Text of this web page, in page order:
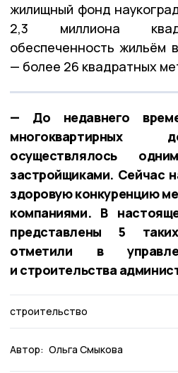
жилищный фонд
2,3 миллиона
обеспеченность жильём
— более 26 квадратных
— До недавнего
многоквартирных
осуществлялось
застройщиками. Сейчас
здоровую конкуренцию
компаниями. В
представлены 5
отметили в
и строительства
строительство
Автор: Ольга Смыкова